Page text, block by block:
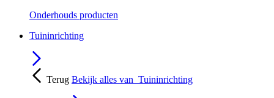
Onderhouds producten
Tuininrichting
Terug Bekijk alles van Tuininrichting